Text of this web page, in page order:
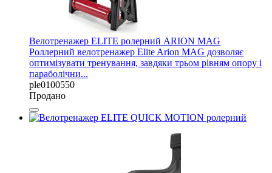
Велотренажер ELITE ролерний ARION MAG
Роллерний велотренажер Elite Arion MAG дозволяє
оптимізувати тренування, завдяки трьом рівням опору і
параболічни...
ple0100550
Продано